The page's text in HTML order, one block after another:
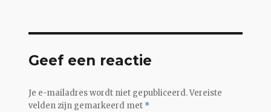
Geef een reactie
Je e-mailadres wordt niet gepubliceerd.Vereiste
velden zijn gemarkeerd met *